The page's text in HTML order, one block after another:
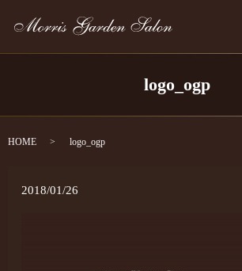
logo_ogp
HOME logo_ogp
2018/01/26